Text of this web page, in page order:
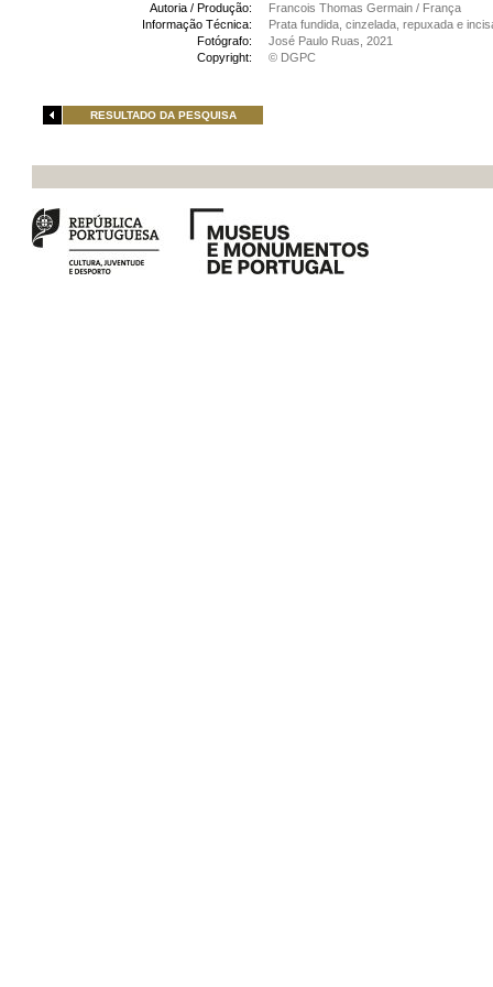
Autoria / Produção:
Francois Thomas Germain / França
Informação Técnica:
Prata fundida, cinzelada, repuxada e
Fotógrafo:
José Paulo Ruas, 2021
Copyright:
© DGPC
RESULTADO DA PESQUISA